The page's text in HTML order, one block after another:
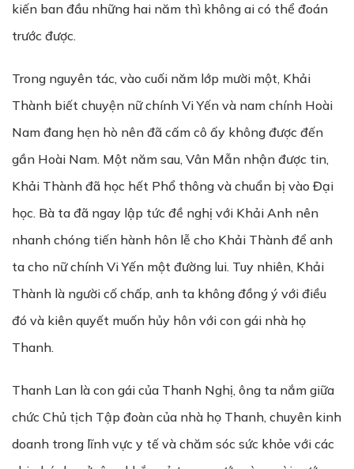
kiến ​​ban đầu những hai năm thì không ai có thể đoán
trước được.
Trong nguyên tác, vào cuối năm lớp mười một, Khải
Thành biết chuyện nữ chính Vi Yến và nam chính Hoài
Nam đang hẹn hò nên đã cấm cô ấy không được đến
gần Hoài Nam. Một năm sau, Vân Mẫn nhận được tin,
Khải Thành đã học hết Phổ thông và chuẩn bị vào Đại
học. Bà ta đã ngay lập tức đề nghị với Khải Anh nên
nhanh chóng tiến hành hôn lễ cho Khải Thành để anh
ta cho nữ chính Vi Yến một đường lui. Tuy nhiên, Khải
Thành là người cố chấp, anh ta không đồng ý với điều
đó và kiên quyết muốn hủy hôn với con gái nhà họ
Thanh.
Thanh Lan là con gái của Thanh Nghị, ông ta nắm giữa
chức Chủ tịch Tập đoàn của nhà họ Thanh, chuyên kinh
doanh trong lĩnh vực y tế và chăm sóc sức khỏe với các